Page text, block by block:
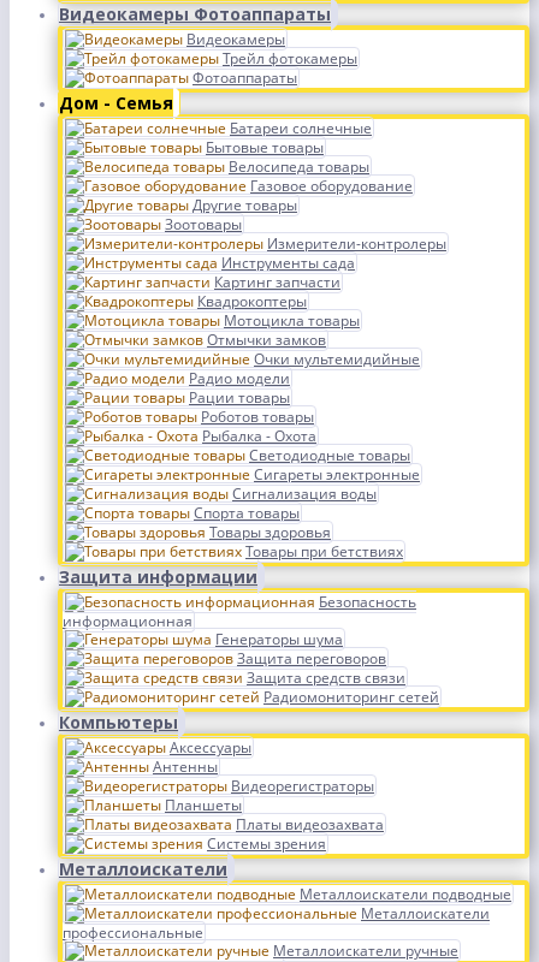
Видеокамеры Фотоаппараты
Видеокамеры
Трейл фотокамеры
Фотоаппараты
Дом - Семья
Батареи солнечные
Бытовые товары
Велосипеда товары
Газовое оборудование
Другие товары
Зоотовары
Измерители-контролеры
Инструменты сада
Картинг запчасти
Квадрокоптеры
Мотоцикла товары
Отмычки замков
Очки мультемидийные
Радио модели
Рации товары
Роботов товары
Рыбалка - Охота
Светодиодные товары
Сигареты электронные
Сигнализация воды
Спорта товары
Товары здоровья
Товары при бетствиях
Защита информации
Безопасность
информационная
Генераторы шума
Защита переговоров
Защита средств связи
Радиомониторинг сетей
Компьютеры
Аксессуары
Антенны
Видеорегистраторы
Планшеты
Платы видеозахвата
Системы зрения
Металлоискатели
Металлоискатели подводные
Металлоискатели
профессиональные
Металлоискатели ручные